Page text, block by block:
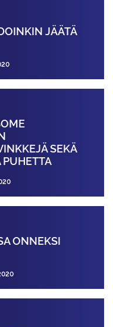
JÄÄTÄ
SEKÄ
PUHETTA
ONNEKSI